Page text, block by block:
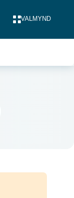
VALMYND